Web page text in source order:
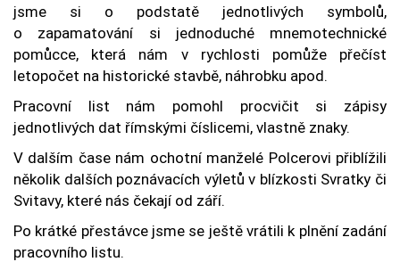
jsme si o podstatě jednotlivých symbolů,
o zapamatování si jednoduché mnemotechnické
pomůcce, která nám v rychlosti pomůže přečíst
letopočet na historické stavbě, náhrobku apod.
Pracovní list nám pomohl procvičit si zápisy
jednotlivých dat římskými číslicemi, vlastně znaky.
V dalším čase nám ochotní manželé Polcerovi přiblížili
několik dalších poznávacích výletů v blízkosti Svratky či
Svitavy, které nás čekají od září.
Po krátké přestávce jsme se ještě vrátili k plnění zadání
pracovního listu.